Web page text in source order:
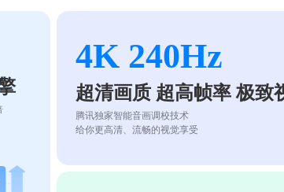
4K 240Hz
超清画质 超高帧率 极致
腾讯独家智能音画调校技术
给你更高清、流畅的视觉享受